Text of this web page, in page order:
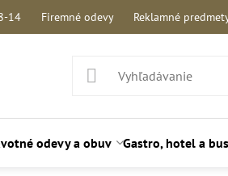
14 Firemné odevy Reklamné
odevy a obuv Gastro, hotel a